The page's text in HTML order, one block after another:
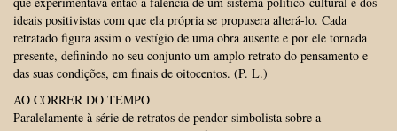
ideais positivistas com que ela própria se propusera alterá-lo. Cada
retratado figura assim o vestígio de uma obra ausente e por ele tornada
presente, definindo no seu conjunto um amplo retrato do pensamento e
das suas condições, em finais de oitocentos. (P. L.)
AO CORRER DO TEMPO
Paralelamente à série de retratos de pendor simbolista sobre a